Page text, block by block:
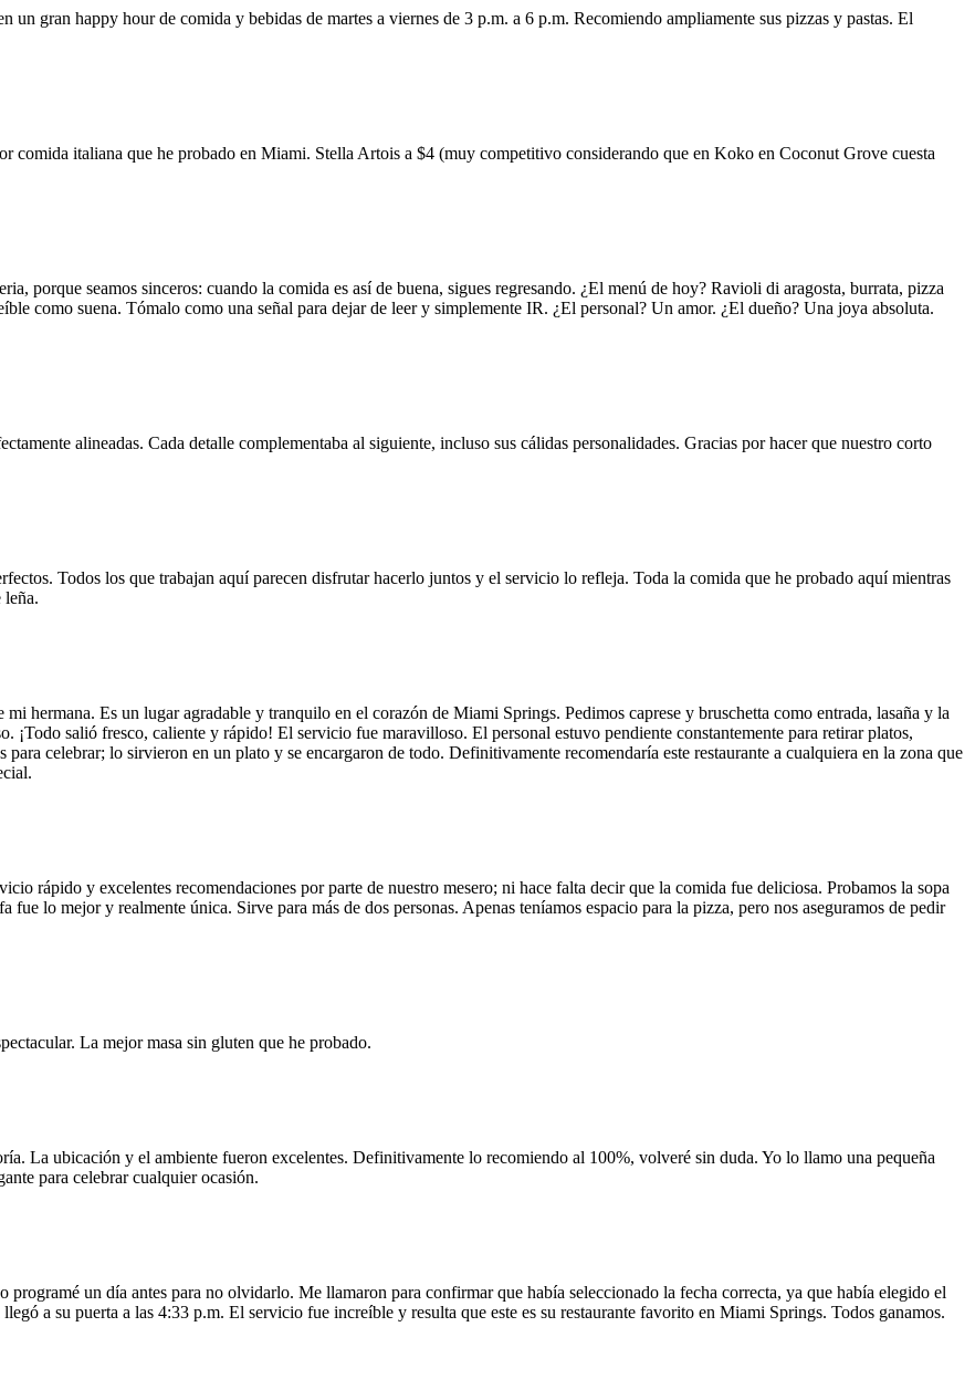
gran happy hour de comida y bebidas de martes a viernes de 3 p.m. a 6 p.m. Recomiendo ampliamente sus pizzas y pastas. El
comida italiana que he probado en Miami. Stella Artois a $4 (muy competitivo considerando que en Koko en Coconut Grove cuesta
porque seamos sinceros: cuando la comida es así de buena, sigues regresando. ¿El menú de hoy? Ravioli di aragosta, burrata, pizza
como suena. Tómalo como una señal para dejar de leer y simplemente IR. ¿El personal? Un amor. ¿El dueño? Una joya absoluta.
alineadas. Cada detalle complementaba al siguiente, incluso sus cálidas personalidades. Gracias por hacer que nuestro corto
Todos los que trabajan aquí parecen disfrutar hacerlo juntos y el servicio lo refleja. Toda la comida que he probado aquí mientras
leña.
hermana. Es un lugar agradable y tranquilo en el corazón de Miami Springs. Pedimos caprese y bruschetta como entrada, lasaña y la
¡Todo salió fresco, caliente y rápido! El servicio fue maravilloso. El personal estuvo pendiente constantemente para retirar platos,
celebrar; lo sirvieron en un plato y se encargaron de todo. Definitivamente recomendaría este restaurante a cualquiera en la zona que
rápido y excelentes recomendaciones por parte de nuestro mesero; ni hace falta decir que la comida fue deliciosa. Probamos la sopa
lo mejor y realmente única. Sirve para más de dos personas. Apenas teníamos espacio para la pizza, pero nos aseguramos de pedir
La mejor masa sin gluten que he probado.
La ubicación y el ambiente fueron excelentes. Definitivamente lo recomiendo al 100%, volveré sin duda. Yo lo llamo una pequeña
para celebrar cualquier ocasión.
un día antes para no olvidarlo. Me llamaron para confirmar que había seleccionado la fecha correcta, ya que había elegido el
a su puerta a las 4:33 p.m. El servicio fue increíble y resulta que este es su restaurante favorito en Miami Springs. Todos ganamos.